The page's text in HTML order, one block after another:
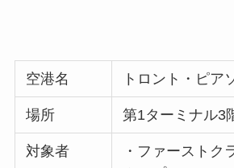
空港名 トロント・ピア
場所 第1ターミナル3
対象者
・ファーストク